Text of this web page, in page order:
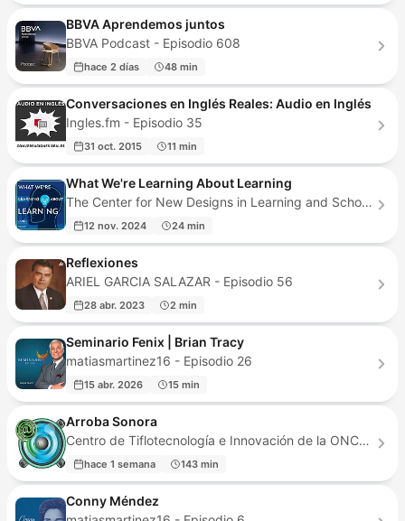
BBVA Aprendemos juntos
BBVA Podcast - Episodio 608
hace 2 días 48 min
Conversaciones en Inglés Reales: Audio en Inglés
Ingles.fm - Episodio 35
31 oct. 2015 11 min
What We're Learning About Learning
The Center for New Designs in Learning and Scholarship - Episodio 23
12 nov. 2024 24 min
Reflexiones
ARIEL GARCIA SALAZAR - Episodio 56
28 abr. 2023 2 min
Seminario Fenix | Brian Tracy
matiasmartinez16 - Episodio 26
15 abr. 2026 15 min
Arroba Sonora
Centro de Tiflotecnología e Innovación de la ONCE - Episodio 50
hace 1 semana 143 min
Conny Méndez